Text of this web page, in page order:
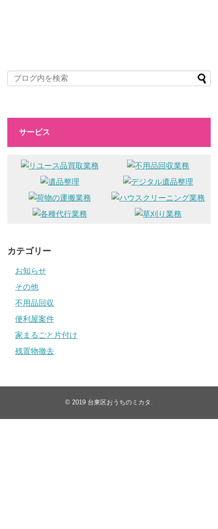
サービス
カテゴリー
お知らせ
その他
不用品回収
便利屋案件
家まるごと片付け
残置物撤去
© 2019 台東区おうちのミカタ .